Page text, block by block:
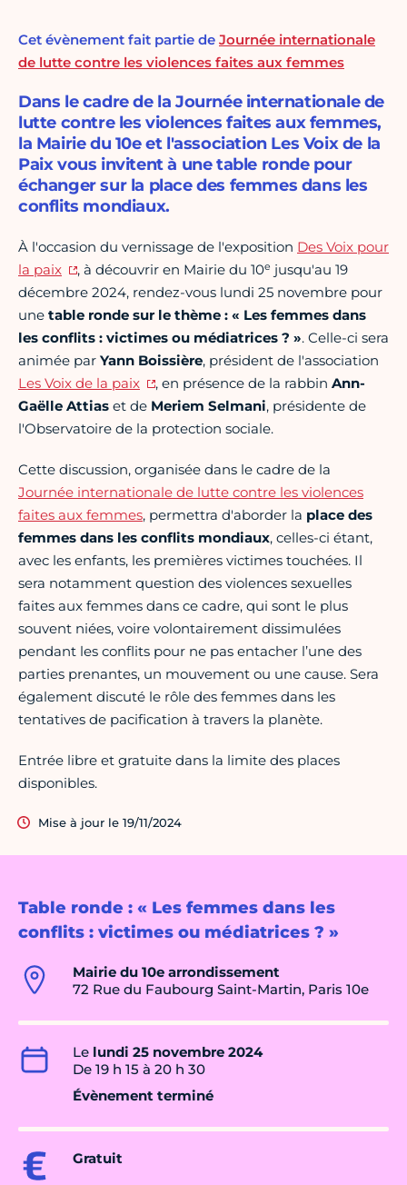
Table ronde : « Les femmes dans les
conflits : victimes ou médiatrices ? »
Mairie du 10e arrondissement
72 Rue du Faubourg Saint-Martin, Paris 10e
Le lundi 25 novembre 2024
De 19 h 15 à 20 h 30
Évènement terminé
Gratuit
Cet évènement fait partie de Journée internationale
de lutte contre les violences faites aux femmes
Dans le cadre de la Journée internationale de
lutte contre les violences faites aux femmes,
la Mairie du 10e et l'association Les Voix de la
Paix vous invitent à une table ronde pour
échanger sur la place des femmes dans les
conflits mondiaux.
À l'occasion du vernissage de l'exposition Des Voix pour
la paix
, à découvrir en Mairie du 10e jusqu'au 19
décembre 2024, rendez-vous lundi 25 novembre pour
une table ronde sur le thème : « Les femmes dans
les conflits : victimes ou médiatrices ? ». Celle-ci sera
animée par Yann Boissière, président de l'association
Les Voix de la paix
, en présence de la rabbin Ann-
Gaëlle Attias et de Meriem Selmani, présidente de
l'Observatoire de la protection sociale.
Cette discussion, organisée dans le cadre de la
Journée internationale de lutte contre les violences
faites aux femmes, permettra d'aborder la place des
femmes dans les conflits mondiaux, celles-ci étant,
avec les enfants, les premières victimes touchées. Il
sera notamment question des violences sexuelles
faites aux femmes dans ce cadre, qui sont le plus
souvent niées, voire volontairement dissimulées
pendant les conflits pour ne pas entacher l’une des
parties prenantes, un mouvement ou une cause. Sera
également discuté le rôle des femmes dans les
tentatives de pacification à travers la planète.
Entrée libre et gratuite dans la limite des places
disponibles.
Mise à jour le 19/11/2024